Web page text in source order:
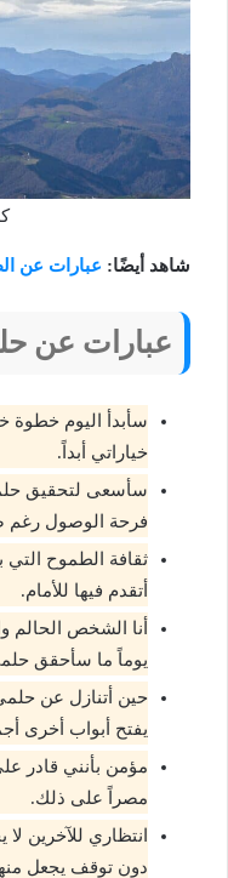
شاهد أيضًا: عبارات عن الطموح |
عبارات عن
سأبدأ اليوم خطوة
خياراتي أبداً.
سأسعى لتحقيق
فرحة الوصول رغم
ثقافة الطموح
أتقدم فيها للأمام.
أنا الشخص الحالم
يوماً ما سأحقق
حين أتنازل عن
يفتح أبواب أخرى
مؤمن بأنني قادر
مصراً على ذلك.
انتظاري للآخرين
دون توقف يجعل